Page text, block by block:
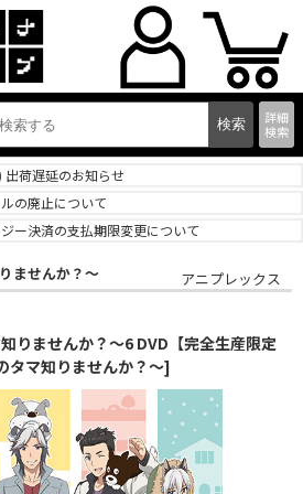
詳細
検索
荷遅延のお知らせ
の廃止について
ー決済の支払期限変更について
ませんか？～ アニプレックス
りませんか？～6 DVD【完全生産限定
タマ知りませんか？～]